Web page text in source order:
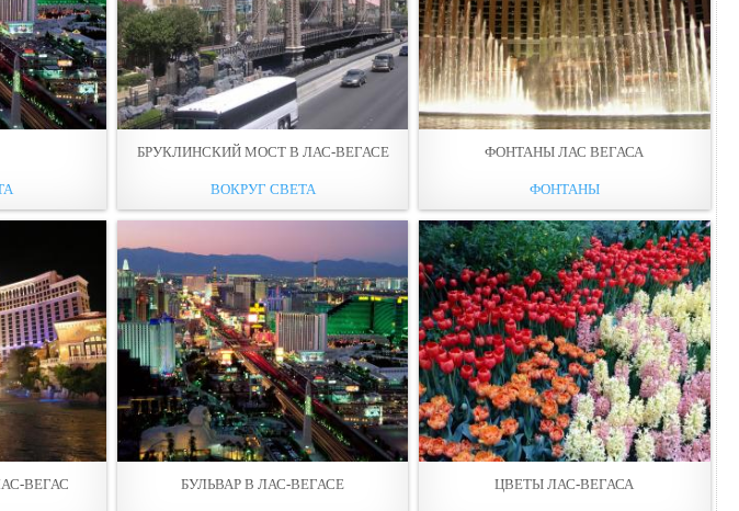
БРУКЛИНСКИЙ МОСТ В ЛАС-ВЕГАСЕ
ВОКРУГ СВЕТА
ФОНТАНЫ ЛАС ВЕГАСА
ФОНТАНЫ
ВЕГАС БУЛЬВАР В ЛАС-ВЕГАСЕ ЦВЕТЫ ЛАС-ВЕГАСА